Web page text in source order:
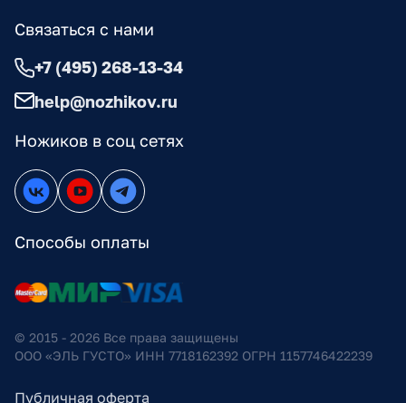
Ножиков в соц сетях
Способы оплаты
Связаться с нами
+7 (495) 268-13-34
help@nozhikov.ru
© 2015 - 2026 Все права защищены
ООО «ЭЛЬ ГУСТО» ИНН 7718162392 ОГРН 1157746422239
Публичная оферта